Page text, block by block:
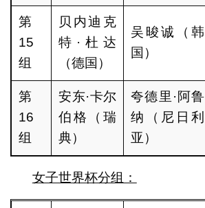
第
15
组
贝内迪克
特·杜达
（德国）
吴晙诚（韩
国）
第
16
组
安东·卡尔
伯格（瑞
典）
夸德里·阿鲁
纳（尼日利
亚）
女子世界杯分组：